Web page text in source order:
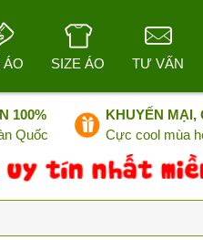
ÁO SIZE ÁO TƯ VẤN
100%
Quốc
KHUYẾN MẠI,
Cực cool mùa